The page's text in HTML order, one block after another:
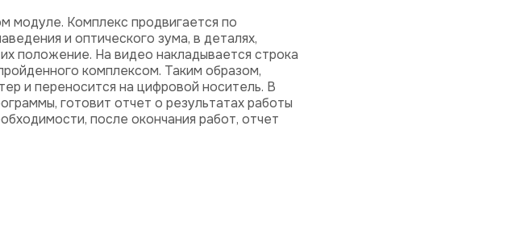
модуле. Комплекс продвигается по
и оптического зума, в деталях,
положение. На видео накладывается строка
комплексом. Таким образом,
и переносится на цифровой носитель. В
готовит отчет о результатах работы
после окончания работ, отчет